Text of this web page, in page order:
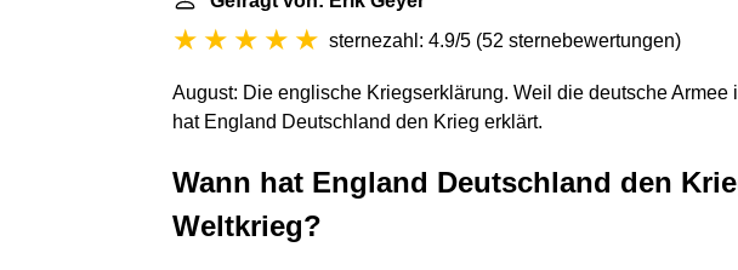
sternezahl: 4.9/5 (52 sternebewertungen)
August: Die englische Kriegserklärung. Weil die deutsche Armee
hat England Deutschland den Krieg erklärt.
Wann hat England Deutschland den
Weltkrieg?